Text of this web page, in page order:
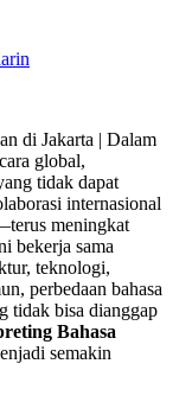
di Jakarta | Dalam
global,
tidak dapat
internasional
meningkat
bekerja sama
teknologi,
perbedaan bahasa
tidak bisa dianggap
Bahasa
semakin